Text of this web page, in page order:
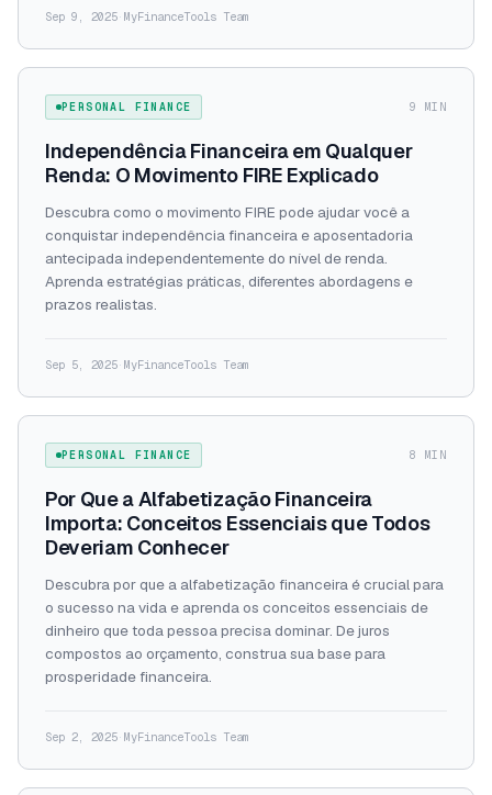
Sep 9, 2025· MyFinanceTools Team
PERSONAL FINANCE 9 MIN
Independência Financeira em Qualquer
Renda: O Movimento FIRE Explicado
Descubra como o movimento FIRE pode ajudar você a
conquistar independência financeira e aposentadoria
antecipada independentemente do nível de renda.
Aprenda estratégias práticas, diferentes abordagens e
prazos realistas.
Sep 5, 2025· MyFinanceTools Team
PERSONAL FINANCE 8 MIN
Por Que a Alfabetização Financeira
Importa: Conceitos Essenciais que Todos
Deveriam Conhecer
Descubra por que a alfabetização financeira é crucial para
o sucesso na vida e aprenda os conceitos essenciais de
dinheiro que toda pessoa precisa dominar. De juros
compostos ao orçamento, construa sua base para
prosperidade financeira.
Sep 2, 2025· MyFinanceTools Team